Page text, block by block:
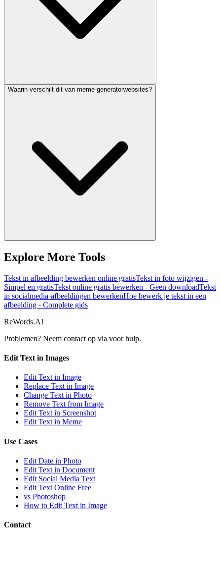
Waarin verschilt dit van meme-generatorwebsites?
Explore More Tools
Tekst in afbeelding bewerken online gratisTekst in foto wijzigen -
Simpel en gratisTekst online gratis bewerken - Geen downloadTekst
in socialmedia-afbeeldingen bewerkenHoe bewerk je tekst in een
afbeelding - Complete gids
ReWords.AI
Problemen? Neem contact op via voor hulp.
Edit Text in Images
Edit Text in Image
Replace Text in Image
Change Text in Photo
Remove Text from Image
Edit Text in Screenshot
Edit Text in Meme
Use Cases
Edit Date in Photo
Edit Text in Document
Edit Social Media Text
Edit Text Online Free
vs Photoshop
How to Edit Text in Image
Contact